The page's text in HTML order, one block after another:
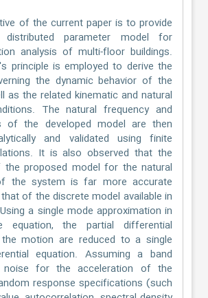
of the current paper is to provide
parameter model for
analysis of multi-floor buildings.
principle is employed to derive the
the dynamic behavior of the
as the related kinematic and natural
The natural frequency and
of the developed model are then
and validated using finite
It is also observed that the
proposed model for the natural
the system is far more accurate
of the discrete model available in
a single mode approximation in
equation, the partial differential
motion are reduced to a single
equation. Assuming a band
noise for the acceleration of the
response specifications (such